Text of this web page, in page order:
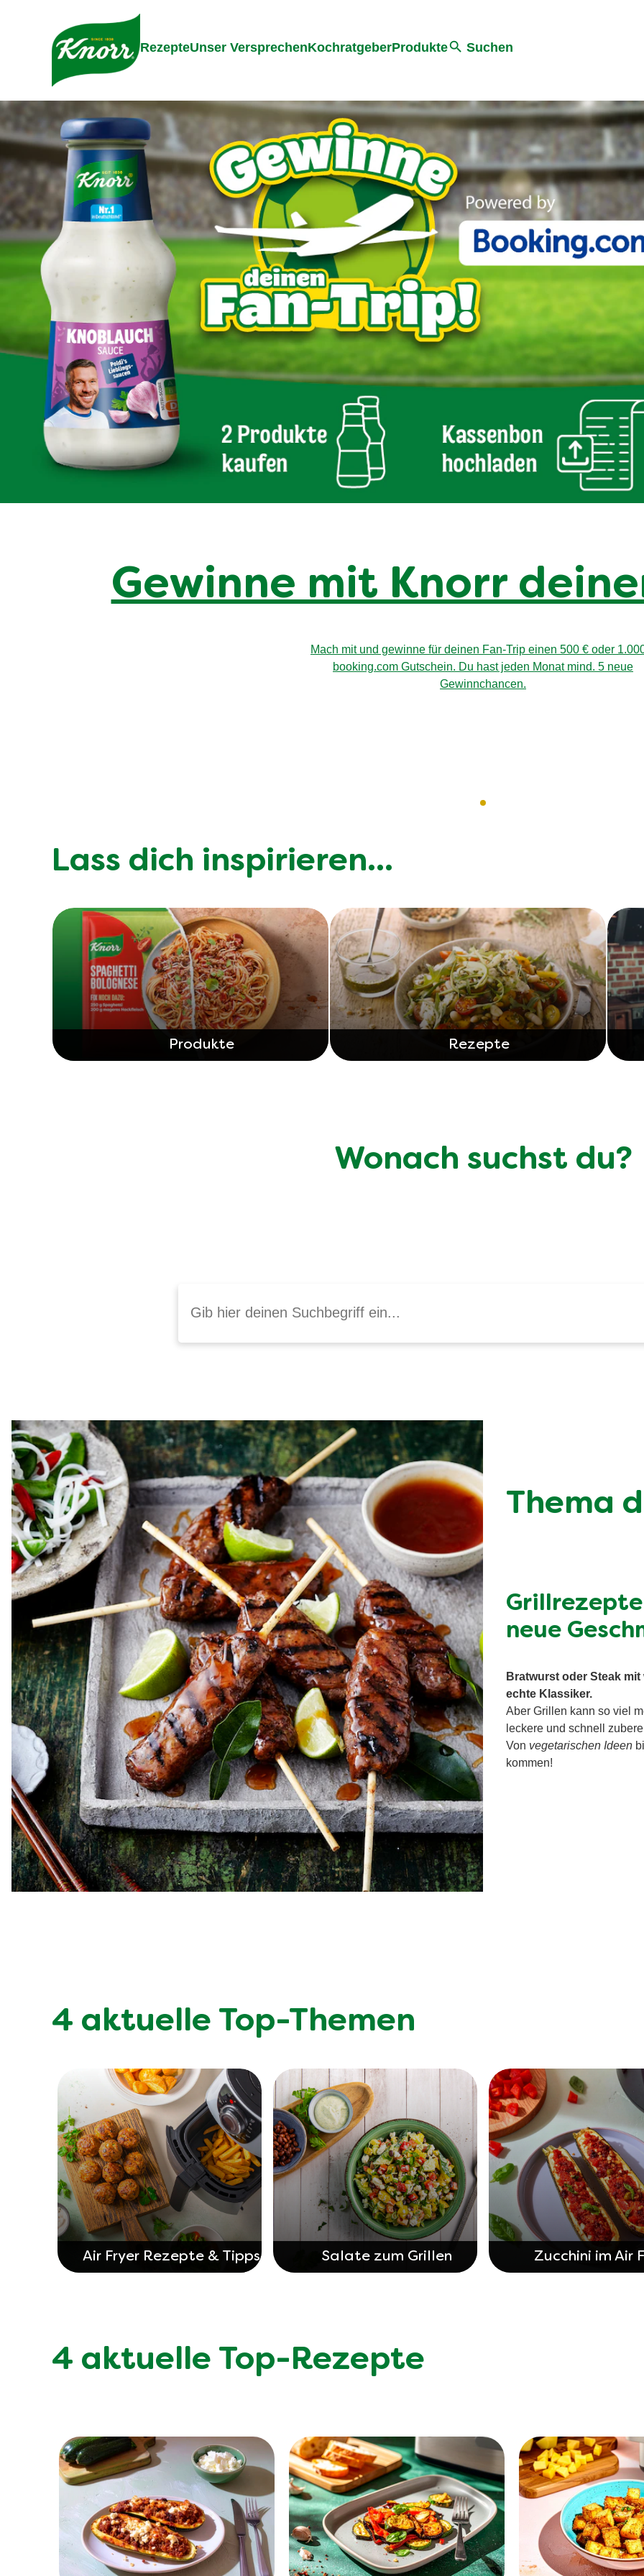
Gehe zu:
RezepteUnser VersprechenKochratgeberProdukte Suchen
Gewinne mit Knorr
Mach mit und gewinne für deinen Fan-Trip einen 500 € oder
booking.com Gutschein. Du hast jeden Monat mind. 5 neue
Gewinnchancen.
Lass dich inspirieren...
Produkte Rezepte
Wonach suchst du?
Thema
neue
Bratwurst oder Steak
echte Klassiker.
Aber Grillen kann so viel
leckere und schnell
Von vegetarischen Ideen
kommen!
4 aktuelle Top-Themen
Air Fryer Rezepte & Tipps Salate zum Grillen Zucchini im Air
4 aktuelle Top-Rezepte